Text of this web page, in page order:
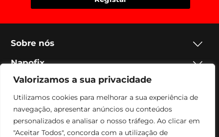
Valorizamos a sua privacidade
Utilizamos cookies para melhorar a sua experiência de
navegação, apresentar anúncios ou conteúdos
personalizados e analisar o nosso tráfego. Ao clicar em
"Aceitar Todos", concorda com a utilização de
Sobre nós
Napofix
Contactos
Legal
Social